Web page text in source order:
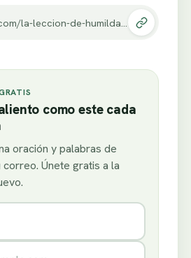
https://renuevo.com/la-leccion-de-humildad-que-transforma-tu-espera-hoy.html
como este cada
oración y palabras de
Únete gratis a la